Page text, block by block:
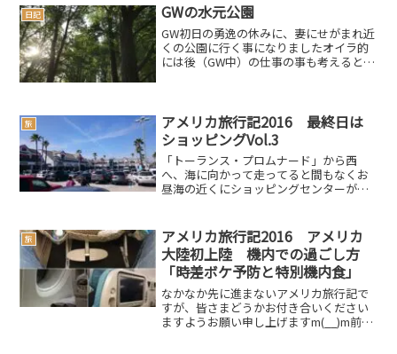
日記 GWの水元公園
GW初日の勇逸の休みに、妻にせがまれ近
くの公園に行く事になりましたオイラ的
には後（GW中）の仕事の事も考えると、
ードリンク(adsb...
旅
アメリカ旅行記2016 最終日は
ショッピングVol.3
「トーランス・プロムナード」から西
へ、海に向かって走ってると間もなくお
昼海の近くにショッピングセンターがあ
ング・センター」こちらのショッピング
センターはさほど大きくはな...
旅
アメリカ旅行記2016 アメリカ
大陸初上陸 機内での過ごし方
「時差ボケ予防と特別機内食」
なかなか先に進まないアメリカ旅行記で
すが、皆さまどうかお付き合いください
ますようお願い申し上げますm(__)m前回